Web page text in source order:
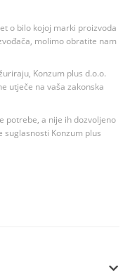
o bilo kojoj marki proizvoda
molimo obratite nam
Konzum plus d.o.o.
utječe na vaša zakonska
potrebe, a nije ih dozvoljeno
Konzum plus